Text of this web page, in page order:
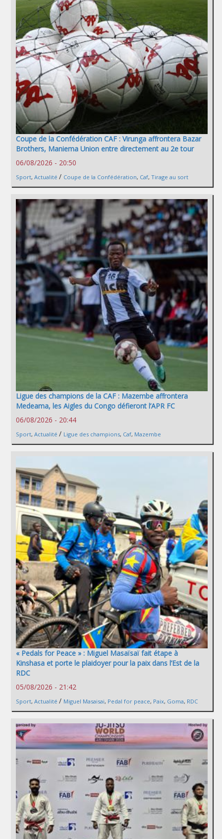
Coupe de la Confédération CAF : Virunga affrontera Bazar
Brothers, Maniema Union entre directement au 2e tour
06/08/2026 - 20:50
Sport, Actualité / Coupe de la Confédération, Caf, Tirage au sort
Ligue des champions de la CAF : Mazembe affrontera
Medeama, les Aigles du Congo défieront l’APR FC
06/08/2026 - 20:44
Sport, Actualité / Ligue des champions, Caf, Mazembe
« Pedals for Peace » : Miguel Masaïsaï fait étape à
Kinshasa et porte le plaidoyer pour la paix dans l’Est de la
RDC
05/08/2026 - 21:42
Sport, Actualité / Miguel Masaisai, Pedal for peace, Paix, Goma, RDC